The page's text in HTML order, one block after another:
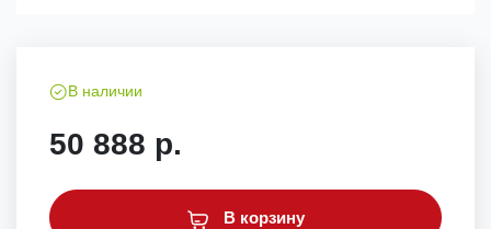
В наличии
50 888 р.
В корзину